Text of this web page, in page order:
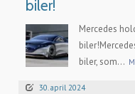
biler!
Mercedes
biler, som...
30. april 2024